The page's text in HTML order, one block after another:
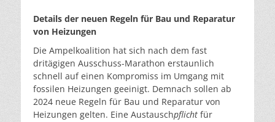
Details der neuen Regeln für Bau und Reparatur
von Heizungen
Die Ampelkoalition hat sich nach dem fast
dritägigen Ausschuss-Marathon erstaunlich
schnell auf einen Kompromiss im Umgang mit
fossilen Heizungen geeinigt. Demnach sollen ab
2024 neue Regeln für Bau und Reparatur von
Heizungen gelten. Eine Austauschpflicht für